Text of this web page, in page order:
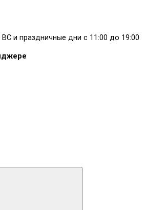
и праздничные дни с 11:00 до 19:00